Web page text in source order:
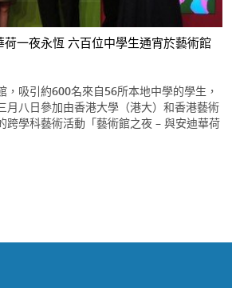
一夜永恆 六百位中學生通宵於藝術館
，吸引約600名來自56所本地中學的學生，
月八日參加由香港大學（港大）和香港藝術
跨學科藝術活動「藝術館之夜 – 與安迪華荷